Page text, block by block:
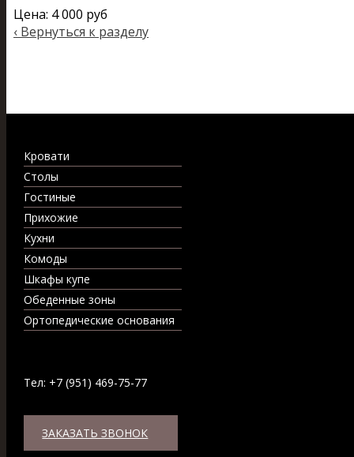
Цена: 4 000 руб
‹ Вернуться к разделу
Кровати
Столы
Гостиные
Прихожие
Кухни
Комоды
Шкафы купе
Обеденные зоны
Ортопедические основания
Тел: +7 (951) 469-75-77
ЗАКАЗАТЬ ЗВОНОК